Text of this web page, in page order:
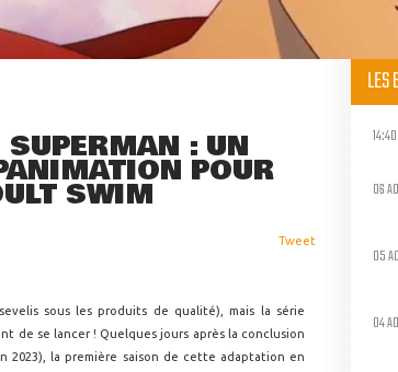
: UN
POUR
SWIM
Tweet
sous les produits de qualité), mais la série
de se lancer ! Quelques jours après la conclusion
2023), la première saison de cette adaptation en
LES
14:40
06
05
04